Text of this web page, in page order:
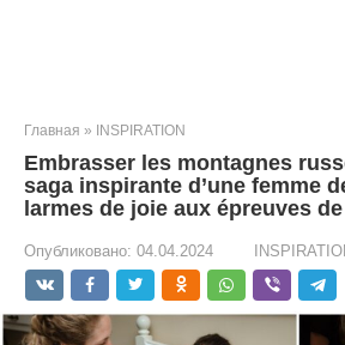
Главная » INSPIRATION
Embrasser les montagnes
saga inspirante d’une femme
larmes de joie aux épreuves
Опубликовано: 04.04.2024